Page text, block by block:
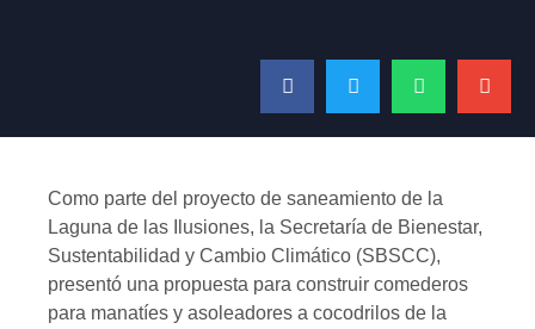
Como parte del proyecto de saneamiento de la
Laguna de las Ilusiones, la Secretaría de Bienestar,
Sustentabilidad y Cambio Climático (SBSCC),
presentó una propuesta para construir comederos
para manatíes y asoleadores a cocodrilos de la